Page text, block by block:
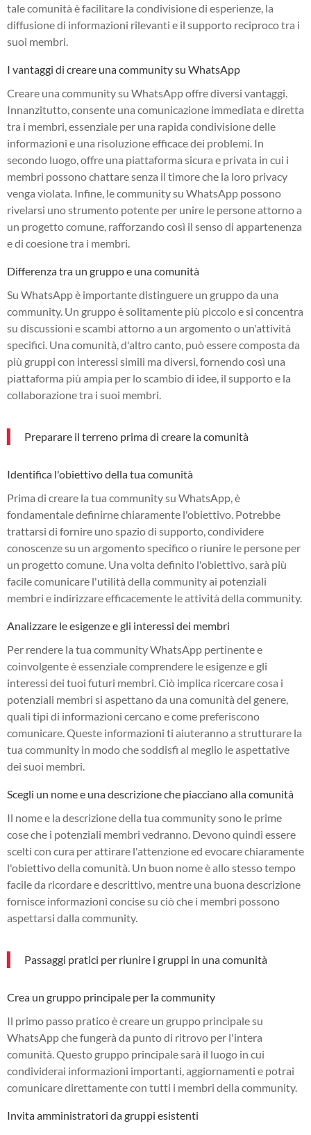
tale comunità è facilitare la condivisione di esperienze, la
diffusione di informazioni rilevanti e il supporto reciproco tra i
suoi membri.
I vantaggi di creare una community su WhatsApp
Creare una community su WhatsApp offre diversi vantaggi.
Innanzitutto, consente una comunicazione immediata e diretta
tra i membri, essenziale per una rapida condivisione delle
informazioni e una risoluzione efficace dei problemi. In
secondo luogo, offre una piattaforma sicura e privata in cui i
membri possono chattare senza il timore che la loro privacy
venga violata. Infine, le community su WhatsApp possono
rivelarsi uno strumento potente per unire le persone attorno a
un progetto comune, rafforzando così il senso di appartenenza
e di coesione tra i membri.
Differenza tra un gruppo e una comunità
Su WhatsApp è importante distinguere un gruppo da una
community. Un gruppo è solitamente più piccolo e si concentra
su discussioni e scambi attorno a un argomento o un'attività
specifici. Una comunità, d'altro canto, può essere composta da
più gruppi con interessi simili ma diversi, fornendo così una
piattaforma più ampia per lo scambio di idee, il supporto e la
collaborazione tra i suoi membri.
Preparare il terreno prima di creare la comunità
Identifica l'obiettivo della tua comunità
Prima di creare la tua community su WhatsApp, è
fondamentale definirne chiaramente l'obiettivo. Potrebbe
trattarsi di fornire uno spazio di supporto, condividere
conoscenze su un argomento specifico o riunire le persone per
un progetto comune. Una volta definito l'obiettivo, sarà più
facile comunicare l'utilità della community ai potenziali
membri e indirizzare efficacemente le attività della community.
Analizzare le esigenze e gli interessi dei membri
Per rendere la tua community WhatsApp pertinente e
coinvolgente è essenziale comprendere le esigenze e gli
interessi dei tuoi futuri membri. Ciò implica ricercare cosa i
potenziali membri si aspettano da una comunità del genere,
quali tipi di informazioni cercano e come preferiscono
comunicare. Queste informazioni ti aiuteranno a strutturare la
tua community in modo che soddisfi al meglio le aspettative
dei suoi membri.
Scegli un nome e una descrizione che piacciano alla comunità
Il nome e la descrizione della tua community sono le prime
cose che i potenziali membri vedranno. Devono quindi essere
scelti con cura per attirare l'attenzione ed evocare chiaramente
l'obiettivo della comunità. Un buon nome è allo stesso tempo
facile da ricordare e descrittivo, mentre una buona descrizione
fornisce informazioni concise su ciò che i membri possono
aspettarsi dalla community.
Passaggi pratici per riunire i gruppi in una comunità
Crea un gruppo principale per la community
Il primo passo pratico è creare un gruppo principale su
WhatsApp che fungerà da punto di ritrovo per l'intera
comunità. Questo gruppo principale sarà il luogo in cui
condividerai informazioni importanti, aggiornamenti e potrai
comunicare direttamente con tutti i membri della community.
Invita amministratori da gruppi esistenti